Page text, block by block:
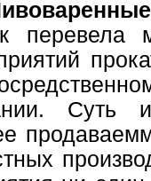
перевела
Суть